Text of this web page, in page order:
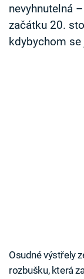
nevyhnutelná
začátku 20.
kdybychom
Osudné výstřely
rozbušku, která